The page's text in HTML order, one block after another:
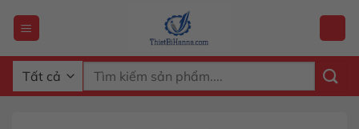
đến
dung
Tìm
kiếm: